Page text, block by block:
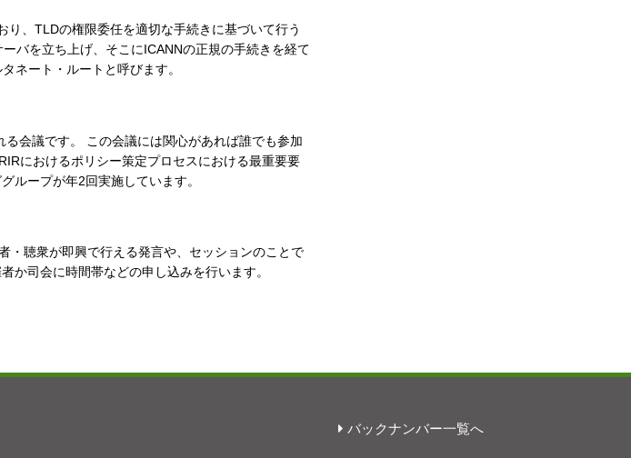
、TLDの権限委任を適切な手続きに基づいて行う
バを立ち上げ、そこにICANNの正規の手続きを経て
ネート・ルートと呼びます。
会議です。 この会議には関心があれば誰でも参加
におけるポリシー策定プロセスにおける最重要要
ループが年2回実施しています。
・聴衆が即興で行える発言や、セッションのことで
か司会に時間帯などの申し込みを行います。
バックナンバー一覧へ